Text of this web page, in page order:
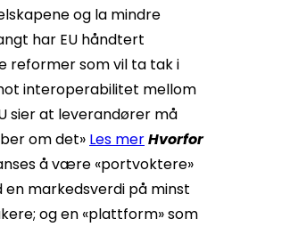
og la mindre
har EU håndtert
reformer som vil ta tak i
interoperabilitet mellom
sier at leverandører må
om det» Les merHvorfor
å være «portvoktere»
markedsverdi på minst
og en «plattform» som